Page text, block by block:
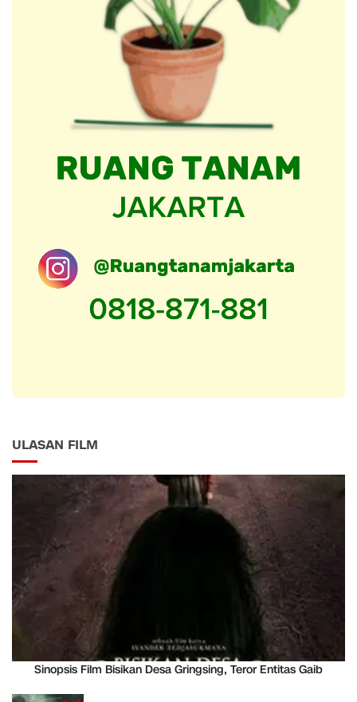
ULASAN FILM
Sinopsis Film Bisikan Desa Gringsing, Teror Entitas Gaib